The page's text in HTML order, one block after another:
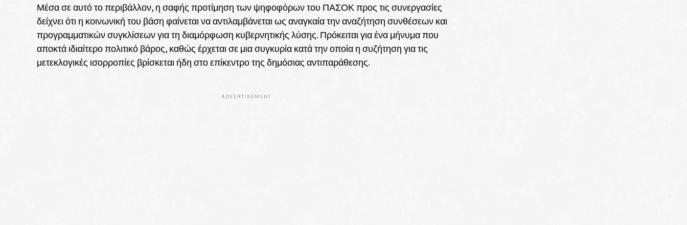
Μέσα σε αυτό το περιβάλλον, η σαφής προτίμηση των ψηφοφόρων του ΠΑΣΟΚ προς τις συνεργασίες
δείχνει ότι η κοινωνική του βάση φαίνεται να αντιλαμβάνεται ως αναγκαία την αναζήτηση συνθέσεων και
προγραμματικών συγκλίσεων για τη διαμόρφωση κυβερνητικής λύσης. Πρόκειται για ένα μήνυμα που
αποκτά ιδιαίτερο πολιτικό βάρος, καθώς έρχεται σε μια συγκυρία κατά την οποία η συζήτηση για τις
μετεκλογικές ισορροπίες βρίσκεται ήδη στο επίκεντρο της δημόσιας αντιπαράθεσης.
ADVERTISEMENT